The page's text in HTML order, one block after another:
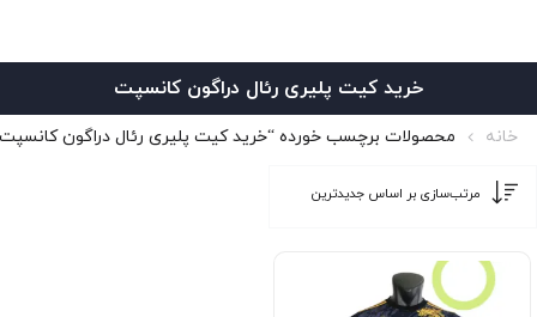
خرید کیت پلیری رئال دراگون کانسپت
خانه محصولات برچسب خورده “خرید کیت پلیری رئال دراگون